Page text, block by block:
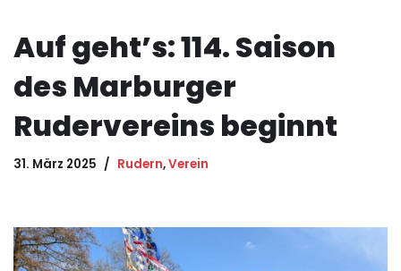
Auf geht’s: 114. Saison
des Marburger
Rudervereins beginnt
31. März 2025 Rudern,Verein